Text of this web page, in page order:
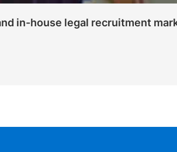
in-house legal recruitment